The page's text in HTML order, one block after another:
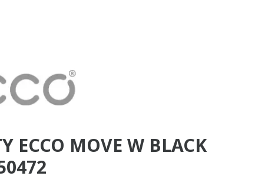
ECCO MOVE W BLACK